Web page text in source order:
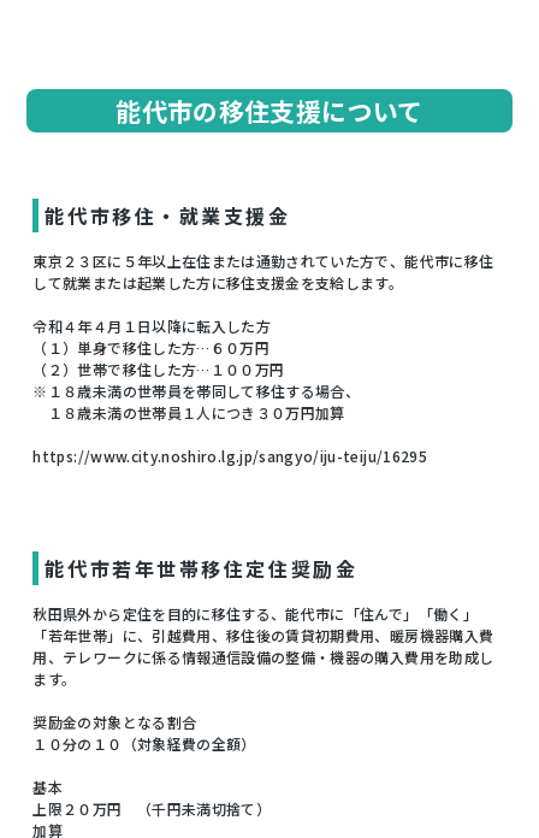
能代市の移住支援について
能代市移住・就業支援金
東京２３区に５年以上在住または通勤されていた方で、能代市に移住
して就業または起業した方に移住支援金を支給します。
令和４年４月１日以降に転入した方
（１）単身で移住した方…６０万円
（２）世帯で移住した方…１００万円
※１８歳未満の世帯員を帯同して移住する場合、
１８歳未満の世帯員１人につき３０万円加算
https://www.city.noshiro.lg.jp/sangyo/iju-teiju/16295
能代市若年世帯移住定住奨励金
秋田県外から定住を目的に移住する、能代市に「住んで」「働く」
「若年世帯」に、引越費用、移住後の賃貸初期費用、暖房機器購入費
用、テレワークに係る情報通信設備の整備・機器の購入費用を助成し
ます。
奨励金の対象となる割合
１０分の１０（対象経費の全額）
基本
上限２０万円 （千円未満切捨て）
加算